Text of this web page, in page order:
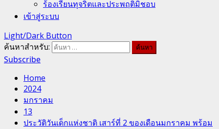
ร้องเรียนทุจริตและประพฤติมิชอบ
เข้าสู่ระบบ
Light/Dark Button
ค้นหาสำหรับ:
Subscribe
Home
2024
มกราคม
13
ประวัติวันเด็กแห่งชาติ เสาร์ที่ 2 ของเดือนมกราคม พร้อม